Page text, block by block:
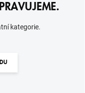
kategorie.